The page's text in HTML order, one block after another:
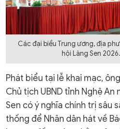
Các đại biểu Trung ương, địa
hội Làng Sen
Phát biểu tại lễ khai mạc,
Chủ tịch UBND tỉnh Nghệ An
Sen có ý nghĩa chính trị sâu
thống để Nhân dân hát về